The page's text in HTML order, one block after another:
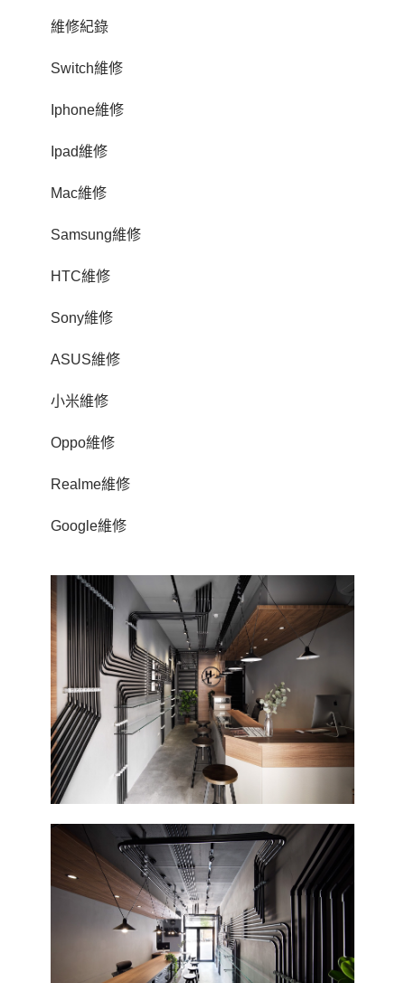
維修紀錄
Switch維修
Iphone維修
Ipad維修
Mac維修
Samsung維修
HTC維修
Sony維修
ASUS維修
小米維修
Oppo維修
Realme維修
Google維修